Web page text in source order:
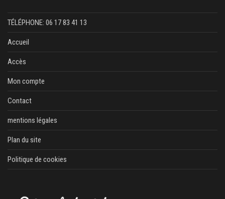
TÉLÉPHONE: 06 17 83 41 13
Accueil
Accès
Mon compte
Contact
mentions légales
Plan du site
Politique de cookies